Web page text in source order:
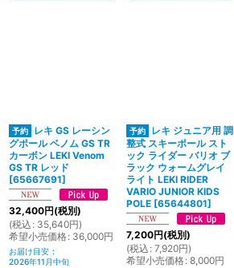
レキ GS レーシン
グポール ベノム GS TR
カーボン LEKI Venom
GS TR レッド
[65667691]
32,400円(税別)
(税込 : 35,640円)
希望小売価格: 36,000円
お届け目安 :
2026年11月中旬
レキ ジュニア用 調
整式 スキーポール スト
ック ライダー バリオ ブ
ラック ウォームグレイ
ライト LEKI RIDER
VARIO JUNIOR KIDS
POLE [65644801]
7,200円(税別)
(税込 : 7,920円)
希望小売価格: 8,000円